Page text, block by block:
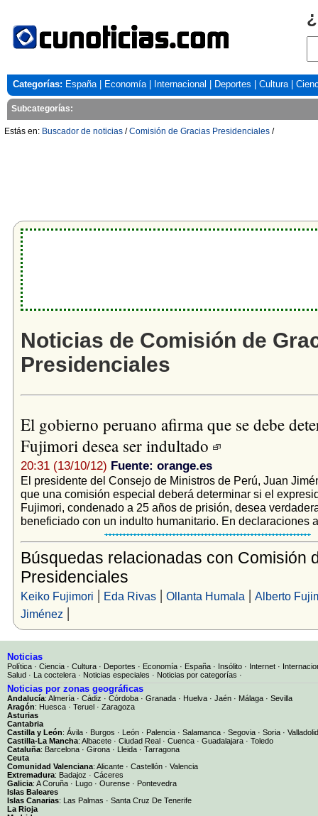
Categorías: España| Economía| Internacional Deportes Cultura|
Subcategorías:
Estás en: Buscador de noticias /Comisión de Gracias Presidenciales /
Noticias de Comisión de
Presidenciales
El gobierno peruano afirma que se debe
Fujimori desea ser indultado
20:31 (13/10/12) Fuente: orange.es
El presidente del Consejo de Ministros de Perú, Juan
que una comisión especial deberá determinar si el
Fujimori, condenado a 25 años de prisión, desea
beneficiado con un indulto humanitario. En declaraciones
Búsquedas relacionadas con Comisión
Presidenciales
Keiko Fujimori | Eda Rivas| Ollanta Humala | Alberto
Jiménez |
Noticias
Política · Ciencia · Cultura · Deportes · Economía · España · Insólito · Internet ·
Salud · La coctelera · Noticias especiales · Noticias por categorías ·
Noticias por zonas geográficas
Andalucía: Almería · Cádiz · Córdoba · Granada · Huelva · Jaén · Málaga · Sevilla
Aragón: Huesca · Teruel · Zaragoza
Asturias
Cantabria
Castilla y León: Ávila · Burgos · León · Palencia · Salamanca · Segovia · Soria · Valladolid
Castilla-La Mancha: Albacete · Ciudad Real · Cuenca · Guadalajara · Toledo
Cataluña: Barcelona · Girona · Lleida · Tarragona
Ceuta
Comunidad Valenciana: Alicante · Castellón · Valencia
Extremadura: Badajoz · Cáceres
Galicia: A Coruña · Lugo · Ourense · Pontevedra
Islas Baleares
Islas Canarias: Las Palmas · Santa Cruz De Tenerife
La Rioja